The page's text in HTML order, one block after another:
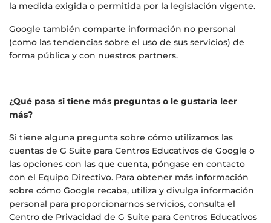
la medida exigida o permitida por la legislación vigente.
Google también comparte información no personal
(como las tendencias sobre el uso de sus servicios) de
forma pública y con nuestros partners.
¿Qué pasa si tiene más preguntas o le gustaría leer
más?
Si tiene alguna pregunta sobre cómo utilizamos las
cuentas de G Suite para Centros Educativos de Google o
las opciones con las que cuenta, póngase en contacto
con el Equipo Directivo. Para obtener más información
sobre cómo Google recaba, utiliza y divulga información
personal para proporcionarnos servicios, consulta el
Centro de Privacidad de G Suite para Centros Educativos